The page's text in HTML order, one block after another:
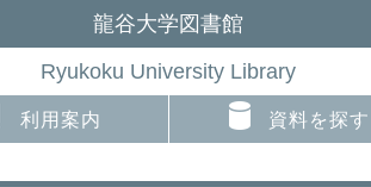
龍谷大学図書館
Ryukoku University Library
利用案内 資料を探す